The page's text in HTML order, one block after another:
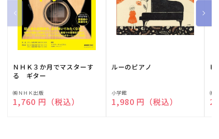
ＮＨＫ３か月でマスターす
る ギター
販
売
㈱ＮＨＫ出版
通常価格
1,760 円（税込）
ルーのピアノ
販
売
小学館
通常価格
1,980 円（税込）
ピ
販
売
㈱